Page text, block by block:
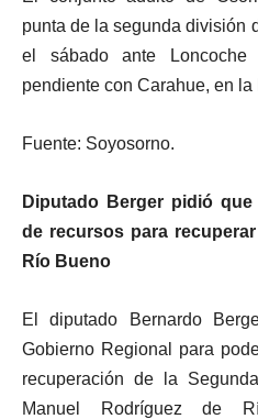
punta de la segunda división
el sábado ante
pendiente con Carahue, en
Fuente: Soyosorno.
Diputado Berger pidió
de recursos para
Río Bueno
El diputado Bernardo
Gobierno Regional para
recuperación de la
Manuel Rodríguez de